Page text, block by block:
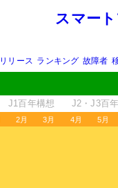
スマー
リース ランキング 故障者
J1百年構想 J2・J3百
2月 3月 4月 5月